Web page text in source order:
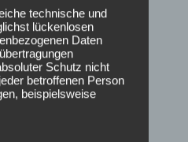
technische und
lückenlosen
Daten
Schutz nicht
betroffenen Person
beispielsweise